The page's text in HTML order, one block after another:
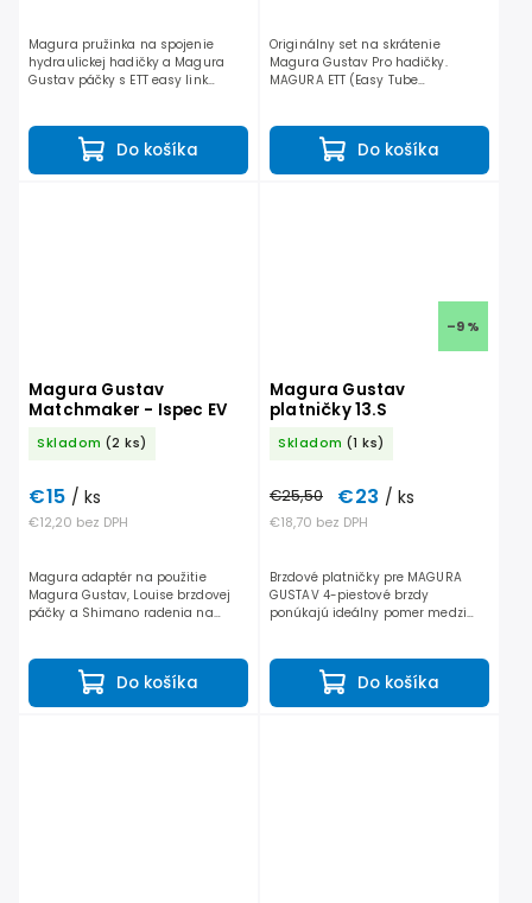
Do košíka
Magura pružinka na spojenie
hydraulickej hadičky a Magura
Gustav páčky s ETT easy link
Do košíka
Originálny set na skrátenie
Magura Gustav Pro hadičky.
MAGURA ETT (Easy Tube
hadičky k brzdovej páke Magura
Magura Gustav
Matchmaker - Ispec EV
Skladom (2 ks)
€12,20 bez DPH
€15 / ks
Do košíka
Magura adaptér na použitie
Magura Gustav, Louise brzdovej
páčky a Shimano radenia na
–9 %
Magura Gustav
platničky 13.S
Skladom (1 ks)
€18,70 bez DPH
€25,50 €23 / ks
Do košíka
Brzdové platničky pre MAGURA
GUSTAV 4-piestové brzdy
ponúkajú ideálny pomer medzi